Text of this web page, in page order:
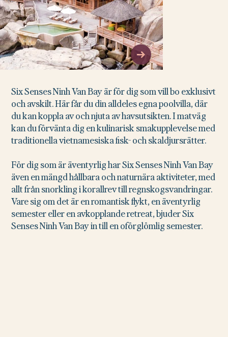
Six Senses Ninh Van Bay är för dig som vill bo exklusivt
och avskilt. Här får du din alldeles egna poolvilla, där
du kan koppla av och njuta av havsutsikten. I matväg
kan du förvänta dig en kulinarisk smakupplevelse med
traditionella vietnamesiska fisk- och skaldjursrätter.
För dig som är äventyrlig har Six Senses Ninh Van Bay
även en mängd hållbara och naturnära aktiviteter, med
allt från snorkling i korallrev till regnskogsvandringar.
Vare sig om det är en romantisk flykt, en äventyrlig
semester eller en avkopplande retreat, bjuder Six
Senses Ninh Van Bay in till en oförglömlig semester.